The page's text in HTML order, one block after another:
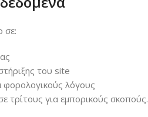
σε:
του site
φορολογικούς λόγους
τρίτους για εμπορικούς σκοπούς.